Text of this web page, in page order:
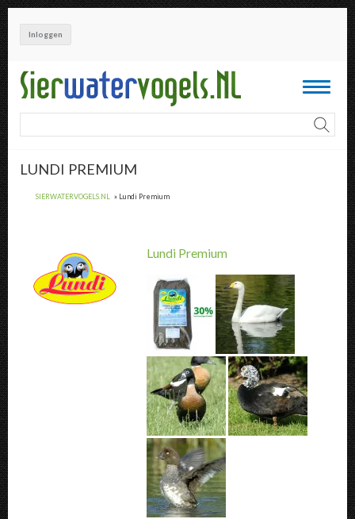
Overslaan
en
naar
de
inhoud
gaan
Inloggen
Toggle
LUNDI PREMIUM
SIERWATERVOGELS.NL Lundi Premium
Lundi Premium " title="Lundi Premium
Lundi Premium